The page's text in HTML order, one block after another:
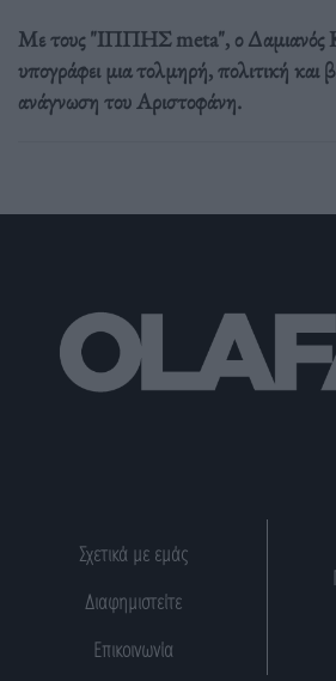
Με τους "ΙΠΠΗΣ meta", ο Δαμιανός
υπογράφει μια τολμηρή, πολιτική και
ανάγνωση του Αριστοφάνη.
Σχετικά με εμάς
Διαφημιστείτε
Επικοινωνία